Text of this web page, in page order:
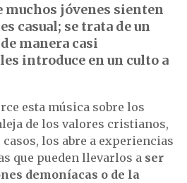
muchos jóvenes sienten
casual; se trata de un
manera casi
introduce en un culto a
esta música sobre los
de los valores cristianos,
los abre a experiencias
que pueden llevarlos a ser
demoníacas o de la